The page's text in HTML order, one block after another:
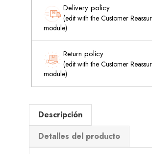
Delivery policy
(edit with the Customer
module)
Return policy
(edit with the Customer
module)
Descripción
Detalles del producto